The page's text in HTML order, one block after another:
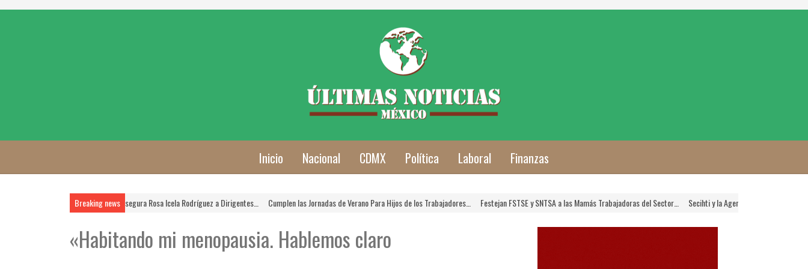
Inicio Nacional CDMX Política Laboral Finanzas
Breaking news
La FSTSE es Prioridad, Asegura Rosa Icela Rodríguez a Dirigentes… Cumplen las Jornadas de Verano Para Hijos de los Trabajadores… Festejan FSTSE y SNTSA a las Mamás Trabajadoras del Sector… Secihti y la Agencia Nacional de Aduanas
«Habitando mi menopausia. Hablemos claro